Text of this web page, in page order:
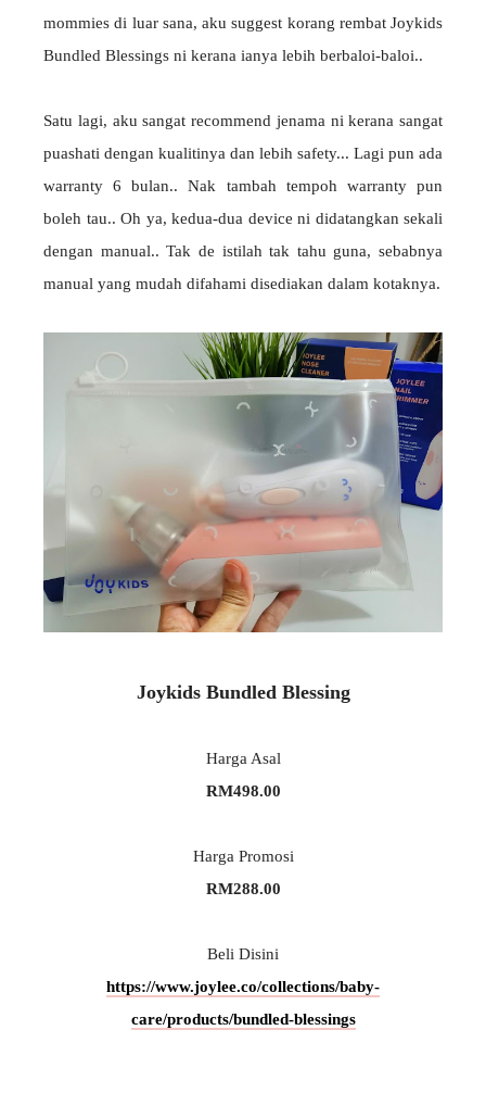
mommies di luar sana, aku suggest korang rembat Joykids
Bundled Blessings ni kerana ianya lebih berbaloi-baloi..
Satu lagi, aku sangat recommend jenama ni kerana sangat
puashati dengan kualitinya dan lebih safety... Lagi pun ada
warranty 6 bulan.. Nak tambah tempoh warranty pun
boleh tau.. Oh ya, kedua-dua device ni didatangkan sekali
dengan manual.. Tak de istilah tak tahu guna, sebabnya
manual yang mudah difahami disediakan dalam kotaknya.
Joykids Bundled Blessing
Harga Asal
RM498.00
Harga Promosi
RM288.00
Beli Disini
https://www.joylee.co/collections/baby-
care/products/bundled-blessings